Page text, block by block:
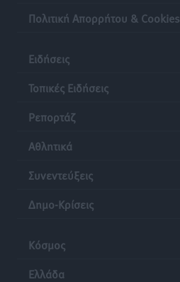
Πολιτική Απορρήτου & Cookies
Ειδήσεις
Τοπικές Ειδήσεις
Ρεπορτάζ
Αθλητικά
Συνεντεύξεις
Δημο-Κρίσεις
Κόσμος
Ελλάδα